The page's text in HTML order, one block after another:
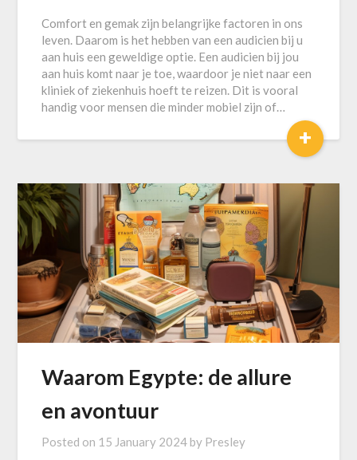
Comfort en gemak zijn belangrijke factoren in ons
leven. Daarom is het hebben van een audicien bij u
aan huis een geweldige optie. Een audicien bij jou
aan huis komt naar je toe, waardoor je niet naar een
kliniek of ziekenhuis hoeft te reizen. Dit is vooral
handig voor mensen die minder mobiel zijn of…
+
Waarom Egypte: de allure
en avontuur
Posted on 15 January 2024 by Presley